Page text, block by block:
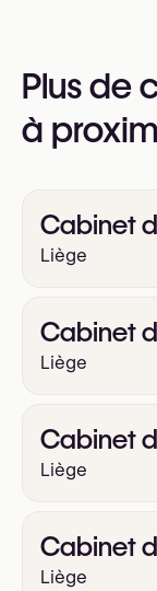
Plus de
à
Cabinet
Liège
Cabinet
Liège
Cabinet
Liège
Cabinet
Liège